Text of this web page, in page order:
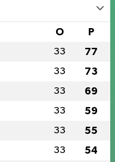
O P
33 77
33 73
33 69
33 59
33 55
33 54